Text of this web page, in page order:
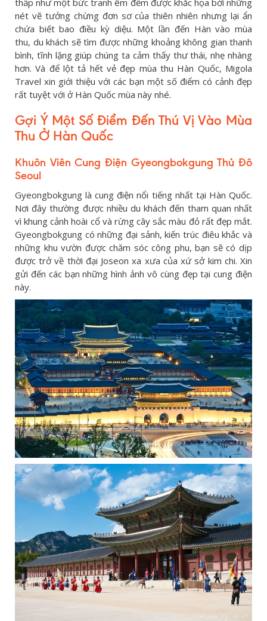
nét vẽ tưởng chừng đơn sơ của thiên nhiên nhưng lại ẩn
chứa biết bao điều kỳ diệu. Một lần đến Hàn vào mùa
thu, du khách sẽ tìm được những khoảng không gian thanh
bình, tĩnh lặng giúp chúng ta cảm thấy thư thái, nhẹ nhàng
hơn. Và để lột tả hết vẻ đẹp mùa thu Hàn Quốc, Migola
Travel xin giới thiệu với các bạn một số điểm có cảnh đẹp
rất tuyệt với ở Hàn Quốc mùa này nhé.
Gợi Ý Một Số Điểm Đến Thú Vị Vào Mùa
Thu Ở Hàn Quốc
Khuôn Viên Cung Điện Gyeongbokgung Thủ Đô
Seoul
Gyeongbokgung là cung điện nổi tiếng nhất tại Hàn Quốc.
Nơi đây thường được nhiều du khách đến tham quan nhất
vì khung cảnh hoài cổ và rừng cây sắc màu đỏ rất đẹp mắt.
Gyeongbokgung có những đại sảnh, kiến trúc điêu khắc và
những khu vườn được chăm sóc công phu, bạn sẽ có dịp
được trở về thời đại Joseon xa xưa của xứ sở kim chi. Xin
gửi đến các bạn những hình ảnh vô cùng đẹp tại cung điện
này.